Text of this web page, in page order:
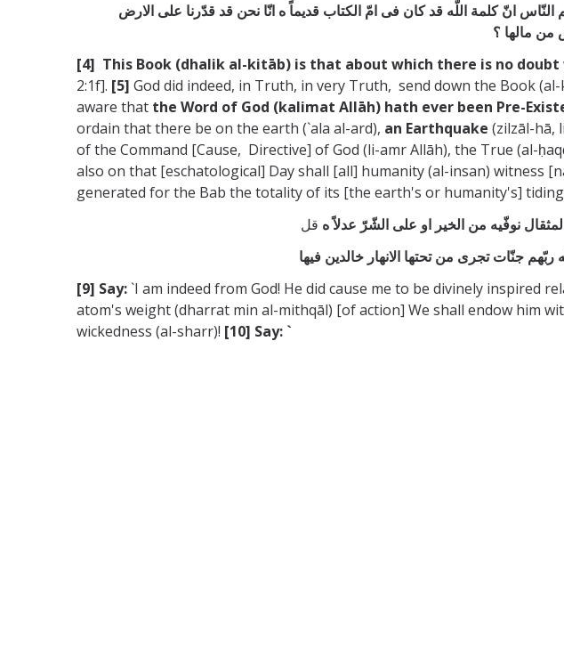
انّ كلمة اللّه قد كان فی امّ الكتاب قديماً ه انّا نحن قد قدّرنا علی الارض
من مالها ؟
[4] This Book (dhalik al-kitāb) is that about which there is no doubt
2:1f]. [5] God did indeed, in Truth, in very Truth, send down the Book
aware that the Word of God (kalimat Allāh) hath ever been Pre-
ordain that there be on the earth (`ala al-ard), an Earthquake (zilzāl-hā,
of the Command [Cause, Directive] of God (li-amr Allāh), the True (al-
also on that [eschatological] Day shall [all] humanity (al-insan) witness
generated for the Bab the totality of its [the earth's or humanity's]
قل نوفّيه من الخير او علی الشّرّ عدلاً ه
جنّات تجری من تحتها الانهار خالدين فيها
[9] Say:`I am indeed from God! He did cause me to be divinely inspired
atom's weight (dharrat min al-mithqāl) [of action] We shall endow him
wickedness (al-sharr)! [10] Say: `